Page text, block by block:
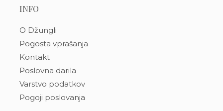
INFO
O Džungli
Pogosta vprašanja
Kontakt
Poslovna darila
Varstvo podatkov
Pogoji poslovanja